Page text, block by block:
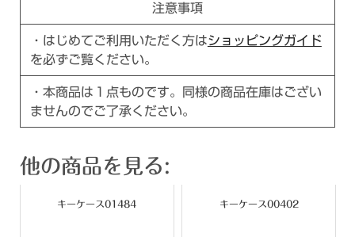
注意事項
・はじめてご利用いただく方はショッピングガイド
を必ずご覧ください。
・本商品は１点ものです。同様の商品在庫はござい
ませんのでご了承ください。
他の商品を見る:
キーケース01484 キーケース00402